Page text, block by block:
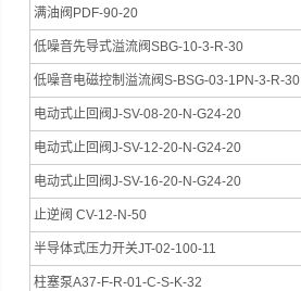
满油阀PDF-90-20
低噪音先导式溢流阀SBG-10-3-R-30
低噪音电磁控制溢流阀S-BSG-03-1PN-3-R-30
电动式止回阀J-SV-08-20-N-G24-20
电动式止回阀J-SV-12-20-N-G24-20
电动式止回阀J-SV-16-20-N-G24-20
止逆阀 CV-12-N-50
半导体式压力开关JT-02-100-11
柱塞泵A37-F-R-01-C-S-K-32